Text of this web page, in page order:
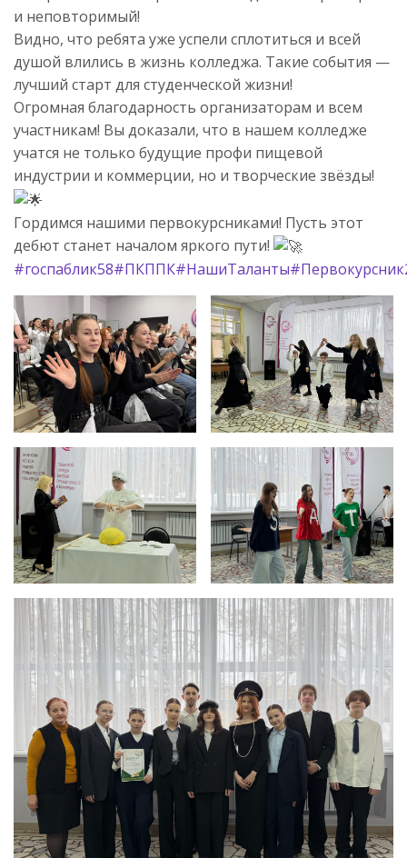
и неповторимый!
Видно, что ребята уже успели сплотиться и всей
душой влились в жизнь колледжа. Такие события —
лучший старт для студенческой жизни!
Огромная благодарность организаторам и всем
участникам! Вы доказали, что в нашем колледже
учатся не только будущие профи пищевой
индустрии и коммерции, но и творческие звёзды!
Гордимся нашими первокурсниками! Пусть этот
дебют станет началом яркого пути!
#госпаблик58#ПКППК#НашиТаланты